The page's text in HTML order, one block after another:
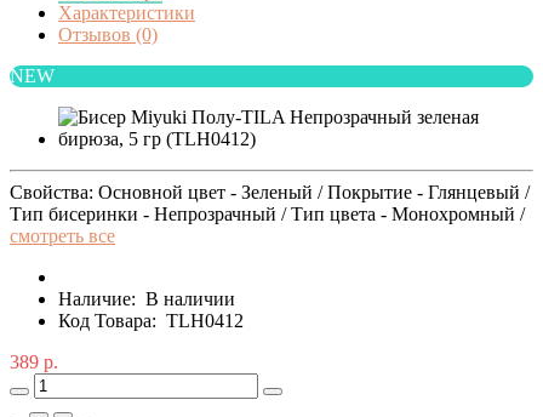
Характеристики
Отзывов (0)
NEW
Свойства: Основной цвет - Зеленый / Покрытие - Глянцевый /
Тип бисеринки - Непрозрачный / Тип цвета - Монохромный /
смотреть все
Наличие: В наличии
Код Товара: TLH0412
389 р.